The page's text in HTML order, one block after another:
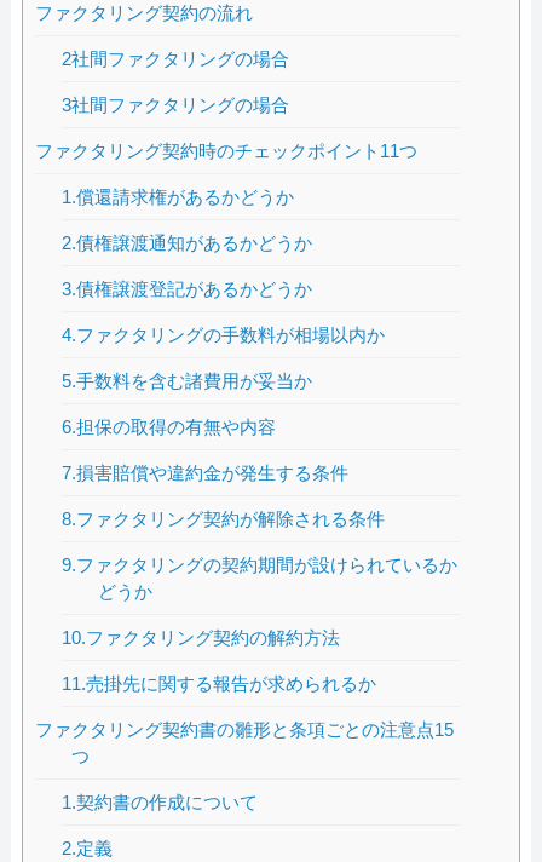
ファクタリング契約の流れ
2社間ファクタリングの場合
3社間ファクタリングの場合
ファクタリング契約時のチェックポイント11つ
1.償還請求権があるかどうか
2.債権譲渡通知があるかどうか
3.債権譲渡登記があるかどうか
4.ファクタリングの手数料が相場以内か
5.手数料を含む諸費用が妥当か
6.担保の取得の有無や内容
7.損害賠償や違約金が発生する条件
8.ファクタリング契約が解除される条件
9.ファクタリングの契約期間が設けられているか
どうか
10.ファクタリング契約の解約方法
11.売掛先に関する報告が求められるか
ファクタリング契約書の雛形と条項ごとの注意点15
つ
1.契約書の作成について
2.定義